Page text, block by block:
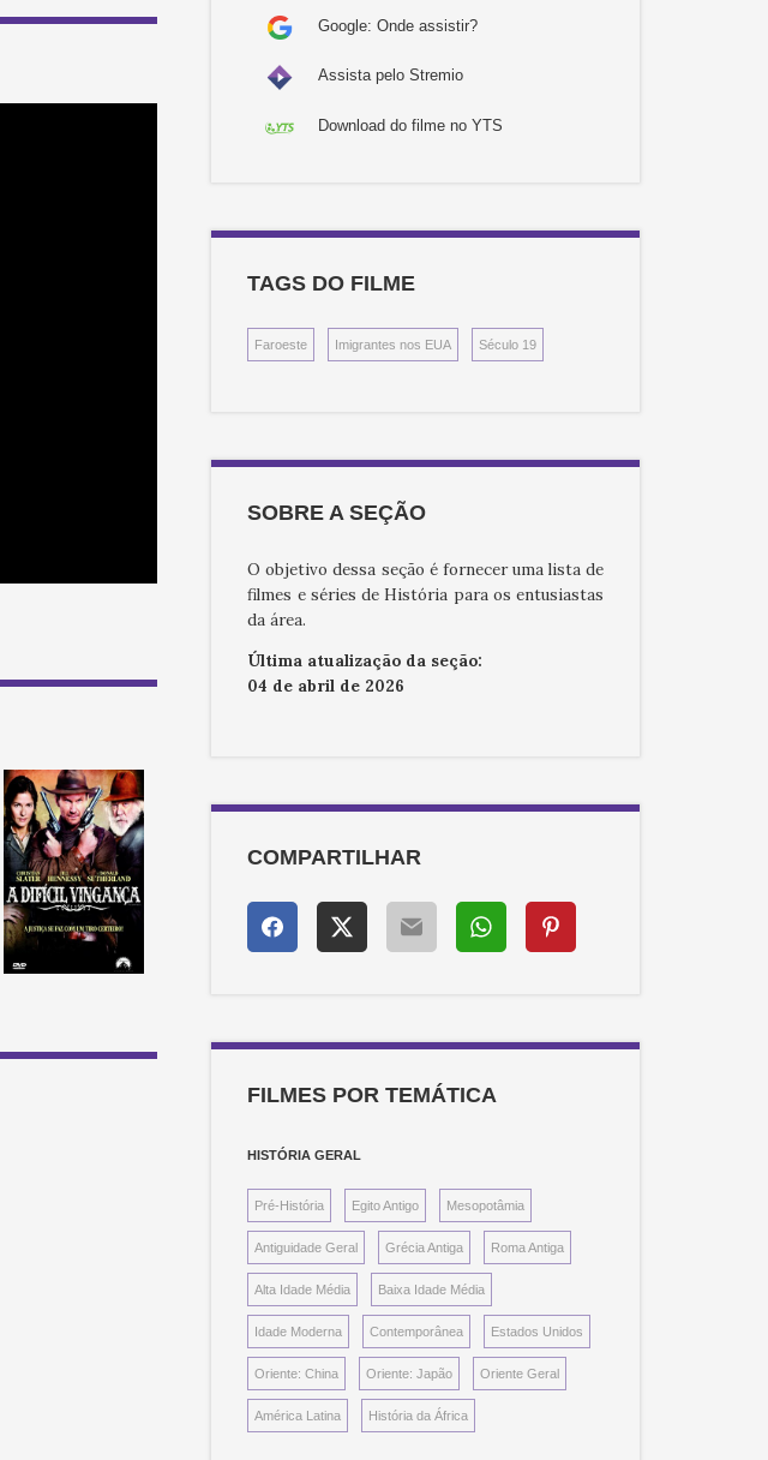
Google: Onde assistir?
Assista pelo Stremio
Download do filme no YTS
TAGS DO FILME
Faroeste Imigrantes nos EUA Século 19
SOBRE A SEÇÃO
O objetivo dessa seção é fornecer uma lista de
filmes e séries de História para os entusiastas
da área.
Última atualização da seção:
04 de abril de 2026
COMPARTILHAR
FILMES POR TEMÁTICA
HISTÓRIA GERAL
Pré-História Egito Antigo Mesopotâmia
Antiguidade Geral Grécia Antiga Roma Antiga
Alta Idade Média Baixa Idade Média
Idade Moderna Contemporânea Estados Unidos
Oriente: China Oriente: Japão Oriente Geral
América Latina História da África